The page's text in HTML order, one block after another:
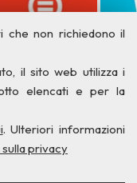
che non richiedono il
il sito web utilizza i
elencati e per la
. Ulteriori informazioni
privacy